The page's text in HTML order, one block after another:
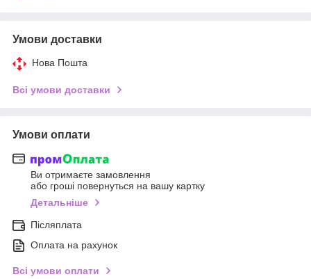
Умови доставки
Нова Пошта
Всі умови доставки
Умови оплати
Ви отримаєте замовлення
або гроші повернуться на вашу картку
Детальніше
Післяплата
Оплата на рахунок
Всі умови оплати